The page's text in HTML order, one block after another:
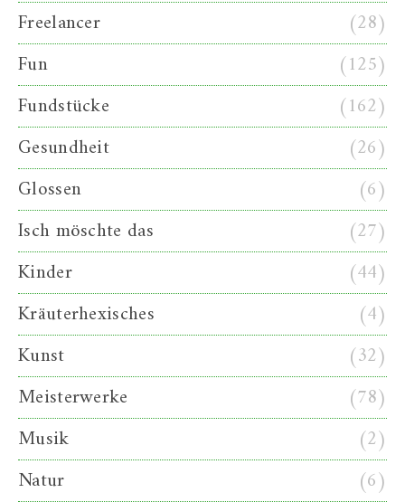
Freelancer
(28)
Fun
(125)
Fundstücke
(162)
Gesundheit
(26)
Glossen
(6)
Isch möschte das
(27)
Kinder
(44)
Kräuterhexisches
(4)
Kunst
(32)
Meisterwerke
(78)
Musik
(2)
Natur
(6)